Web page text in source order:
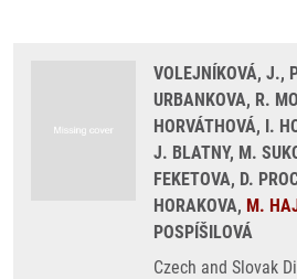
VOLEJNÍKOVÁ, J.,
URBANKOVA, R.
HORVÁTHOVÁ, I.
J. BLATNY, M.
FEKETOVA, D.
HORAKOVA, M.
POSPÍŠILOVÁ
Czech and Slovak